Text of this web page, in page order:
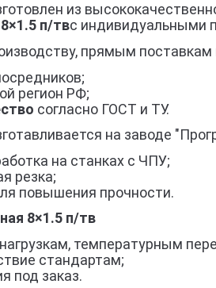
из
п/твс индивидуальными
прямым
регион РФ;
согласно ГОСТ и ТУ.
на заводе
на станках с ЧПУ;
резка;
повышения прочности.
8×1.5 п/тв
температурным
стандартам;
под заказ.